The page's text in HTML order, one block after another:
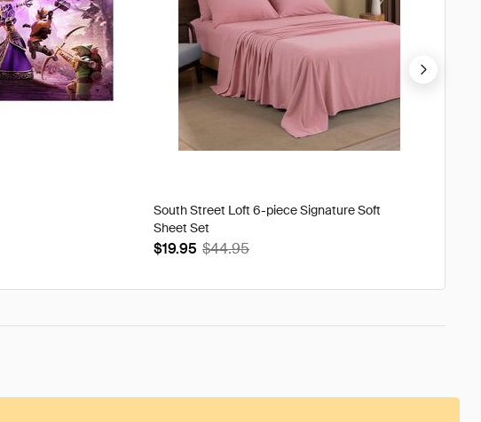
South Street Loft 6-piece Signature Soft
Sheet Set
$19.95 $44.95